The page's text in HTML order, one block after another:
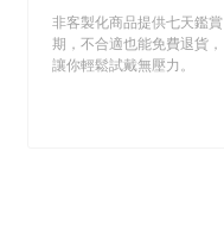
非客製化商品提供七天鑑賞
期，不合適也能免費退貨，
讓你輕鬆試戴無壓力。